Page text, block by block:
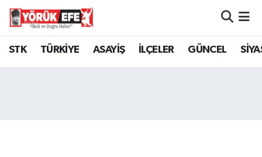
STK TÜRKİYE ASAYİŞ İLÇELER GÜNCEL
Aydın Nöbetçi Eczaneler